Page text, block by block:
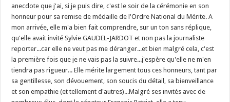
anecdote que j'ai, si je puis dire, c'est le soir de la cérémonie en son
honneur pour sa remise de médaille de l'Ordre National du Mérite. A
mon arrivée, elle m'a bien fait comprendre, sur un ton sans réplique,
qu'elle avait invité Sylvie GAUDEL-JARDOT et non pas la journaliste
reporter...car elle ne veut pas me déranger...et bien malgré cela, c'est
la première fois que je ne vais pas la suivre...j'espère qu'elle ne m'en
tiendra pas rigueur... Elle mérite largement tous ces honneurs, tant par
sa gentillesse, son dévouement, son soucis du détail, sa bienveillance
et son empathie (et tellement d'autres)...Malgré ses invités avec de